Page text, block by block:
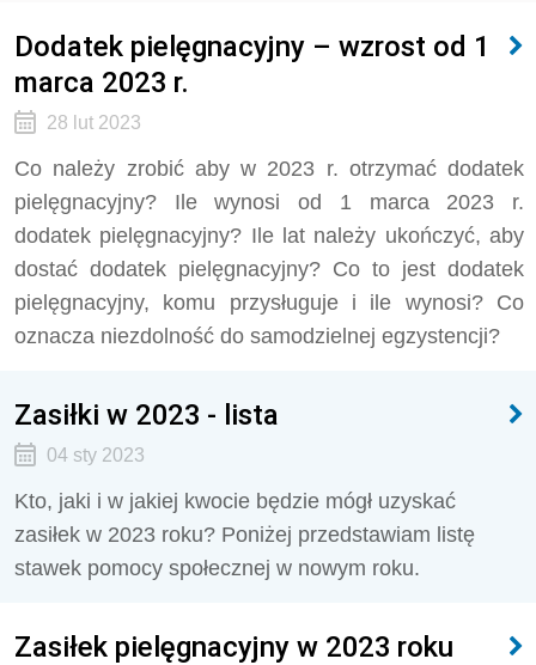
Dodatek pielęgnacyjny – wzrost od 1
marca 2023 r.
28 lut 2023
Co należy zrobić aby w 2023 r. otrzymać dodatek
pielęgnacyjny? Ile wynosi od 1 marca 2023 r.
dodatek pielęgnacyjny? Ile lat należy ukończyć, aby
dostać dodatek pielęgnacyjny? Co to jest dodatek
pielęgnacyjny, komu przysługuje i ile wynosi? Co
oznacza niezdolność do samodzielnej egzystencji?
Zasiłki w 2023 - lista
04 sty 2023
Kto, jaki i w jakiej kwocie będzie mógł uzyskać
zasiłek w 2023 roku? Poniżej przedstawiam listę
stawek pomocy społecznej w nowym roku.
Zasiłek pielęgnacyjny w 2023 roku